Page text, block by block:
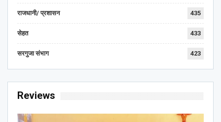
राजधानी/ प्रशासन 435
सेहत 433
सरगुजा संभाग 423
Reviews